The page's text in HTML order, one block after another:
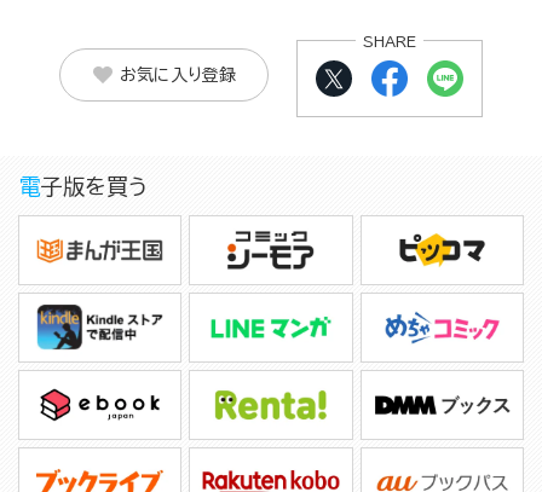
お気に入り登録
SHARE
電子版を買う